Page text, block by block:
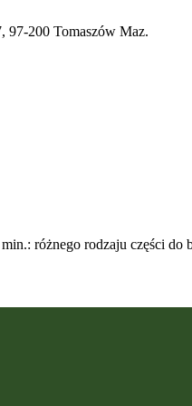
200 Tomaszów Maz.
różnego rodzaju części do